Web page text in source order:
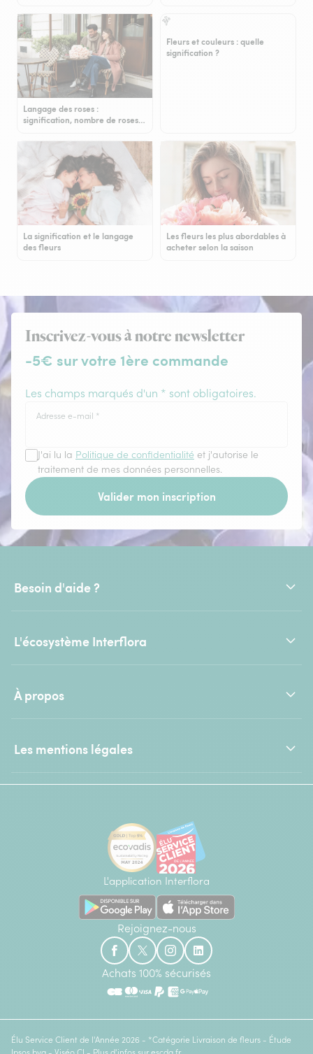
Langage des roses :
signification, nombre de roses…
Fleurs et couleurs : quelle
signification ?
La signification et le langage
des fleurs
Les fleurs les plus abordables à
acheter selon la saison
Inscrivez-vous à notre newsletter
-5€ sur votre 1ère commande
Les champs marqués d'un * sont obligatoires.
Adresse e-mail *
J'ai lu la Politique de confidentialité et j'autorise le
traitement de mes données personnelles.
Valider mon inscription
Besoin d'aide ?
L'écosystème Interflora
À propos
Les mentions légales
L'application Interflora
Rejoignez-nous
Achats 100% sécurisés
Élu Service Client de l'Année 2026 - *Catégorie Livraison de fleurs - Étude